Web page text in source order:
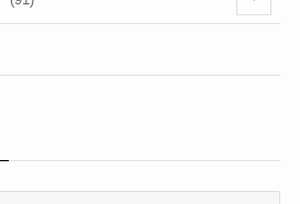
(20)
(21)
(14)
(16)